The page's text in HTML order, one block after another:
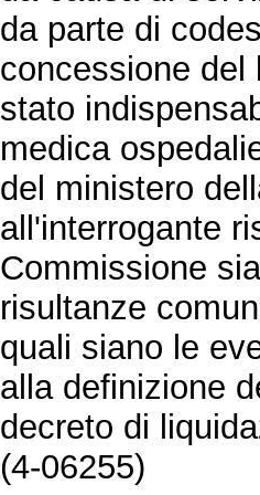
da parte di
concessione del
stato
medica
del ministero
all'interrogante
Commissione
risultanze
quali siano le
alla definizione
decreto di
(4-06255)